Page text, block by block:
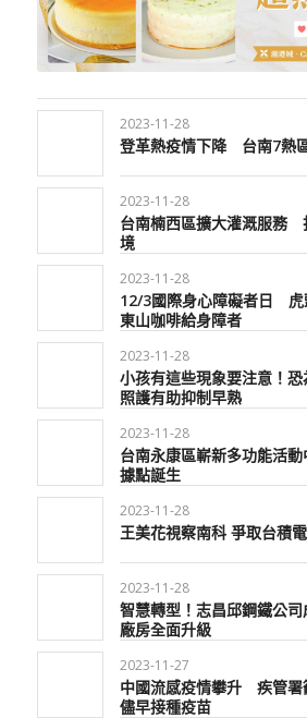
2023-11-28
登革熱疫情下降 台南7熱
2023-11-28
台南楠西區擴大灌溉服務
境
2023-11-28
12/3國際身心障礙者日 虎
東山咖啡給身障者
2023-11-28
小孩有這些現象要注意！
照護有助抑制早熟
2023-11-28
台南永康區嶄新多功能活
據點誕生
2023-11-28
王美花視察南科 爭取台積
2023-11-28
智慧轉型！志昌邱鋼鐵公
廠房全面升級
2023-11-27
中國流感疫情攀升 疾管署
儘早接種疫苗